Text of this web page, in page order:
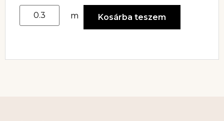
m Kosárba teszem